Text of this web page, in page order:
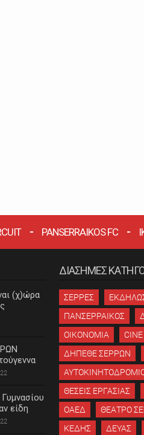
PANSERRAIKOS FC
(χ)ώρα
είδη
ΔΙΑΣΗΜΕΣ
ΣΕΡΡΕΣ
ΠΑΝΣΕΡΡΑΙΚΟΣ
ΟΙΚΟΝΟΜΙΑ
ΔΗΠΕΘΕ ΣΕΡΡΩΝ
ΘΕΣΕΙΣ ΕΡΓΑΣΙΑΣ
ΟΑΕΔ
ΘΕΑΤΡΟ
ΚΕΔΗΣ
ΔΕΥΑΣ